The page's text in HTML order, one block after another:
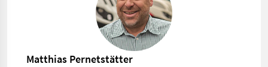
Matthias Pernetstätter